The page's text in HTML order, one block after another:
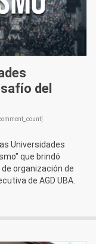
del
Universidades
que brindó
organización de
de AGD UBA.